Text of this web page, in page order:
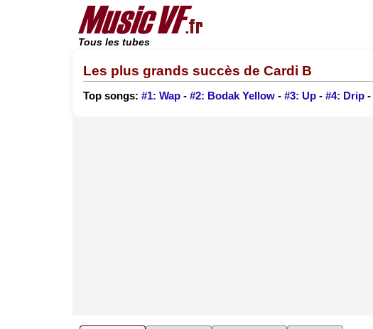
Tous les tubes
Les plus grands succès de Cardi B
Top songs: #1: Wap - #2: Bodak Yellow - #3: Up - #4: Drip -